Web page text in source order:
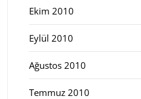
Ekim 2010
Eylül 2010
Ağustos 2010
Temmuz 2010